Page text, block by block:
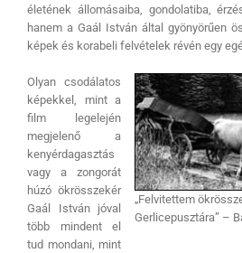
életének állomásaiba, gondolatiba,
hanem a Gaál István által gyönyörűen
képek és korabeli felvételek révén egy
„Felvitettem
Gerlicepusztára” –
Olyan csodálatos
képekkel, mint a
film legelején
megjelenő a
kenyérdagasztás
vagy a zongorát
húzó ökrösszekér
Gaál István jóval
több mindent el
tud mondani, mint